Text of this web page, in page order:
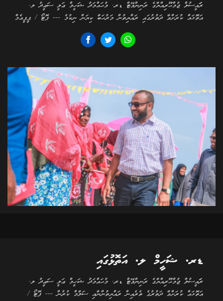
ރަަައީސުލް ޖުމްޙޫރިއްޔާގެ ރަނިންމޭޓް ޑރ. މުޙައްމަދު ޝަހީމް ޢަލީ ސަޢީދު ލ.
އަތޮޅައް ކުރަށްވާ ދަތުރުގައި ރައްޔިތުން މަރުޙަބާ ކިޔަން ނިކުމެ --- ފޮޓޯ / ޕީޕީއެމް
ޑރ. ޝަހީމް ލ. އަތޮޅުގައި
ރަަައީސުލް ޖުމްޙޫރިއްޔާގެ ރަނިންމޭޓް ޑރ. މުޙައްމަދު ޝަހީމް ޢަލީ ސަޢީދު ލ.
އަތޮޅައް ކުރަށްވާ ދަތުރުގެ ތެރެއިން ރައްޔިތުންނާއި ސަލާމް ކުރުން --- ފޮޓޯ /